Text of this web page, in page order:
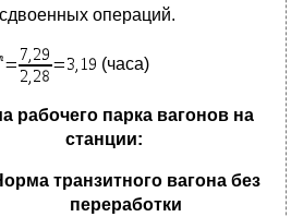
операций.
(часа)
рабочего парка вагонов на
станции:
транзитного вагона без
переработки